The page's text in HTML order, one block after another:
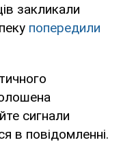
закликали
попередили
сигнали
в повідомленні.